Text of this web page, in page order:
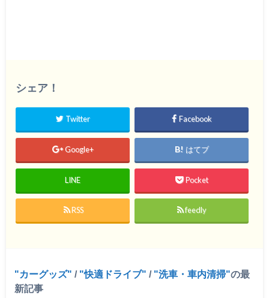
シェア！
Twitter Facebook
Google+ はてブ
LINE Pocket
RSS feedly
カーグッズ / 快適ドライブ / 洗車・車内清掃 の最
新記事